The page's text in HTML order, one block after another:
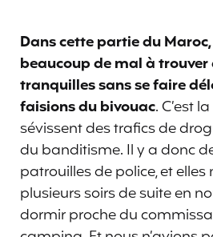
Dans cette partie du
beaucoup de mal à
tranquilles sans se faire
faisions du bivouac. C’est
sévissent des trafics de
du banditisme. Il y a donc
patrouilles de police, et
plusieurs soirs de suite en
dormir proche du